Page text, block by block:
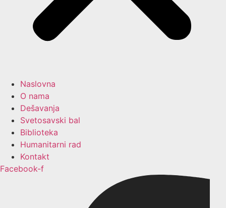
Naslovna
O nama
Dešavanja
Svetosavski bal
Biblioteka
Humanitarni rad
Kontakt
Facebook-f